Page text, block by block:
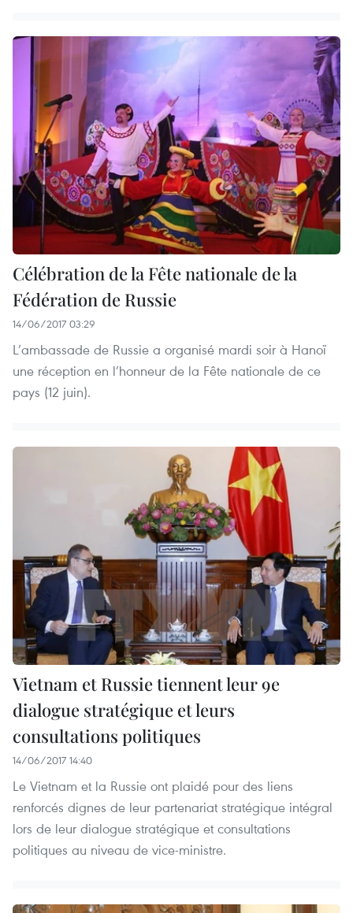
Célébration de la Fête nationale de la
Fédération de Russie
14/06/2017 03:29
L’ambassade de Russie a organisé mardi soir à Hanoï
une réception en l’honneur de la Fête nationale de ce
pays (12 juin).
Vietnam et Russie tiennent leur 9e
dialogue stratégique et leurs
consultations politiques
14/06/2017 14:40
Le Vietnam et la Russie ont plaidé pour des liens
renforcés dignes de leur partenariat stratégique intégral
lors de leur dialogue stratégique et consultations
politiques au niveau de vice-ministre.